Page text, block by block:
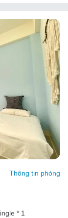
Thông tin phòng
* 1